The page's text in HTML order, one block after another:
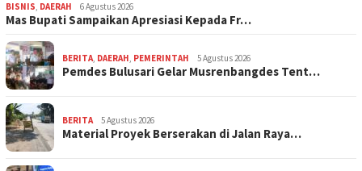
BISNIS, DAERAH 6 Agustus 2026
Mas Bupati Sampaikan Apresiasi Kepada Fr…
BERITA, DAERAH, PEMERINTAH 5 Agustus 2026
Pemdes Bulusari Gelar Musrenbangdes Tent…
BERITA 5 Agustus 2026
Material Proyek Berserakan di Jalan Raya…